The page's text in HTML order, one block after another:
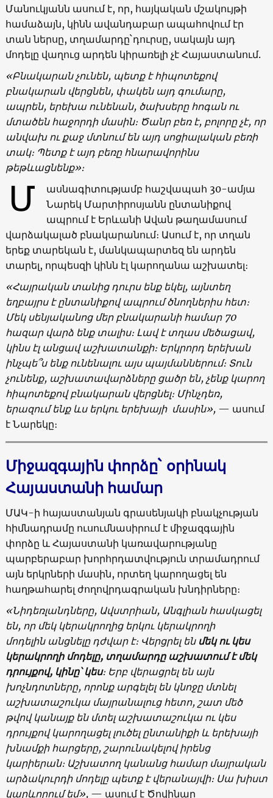
Մանուկյանն ասում է, որ, հայկական մշակույթի
համաձայն, կինն ավանդաբար ապահովում էր
տան ներսը, տղամարդը`դուրսը, սակայն այդ
մոդելը վաղուց արդեն կիրառելի չէ Հայաստանում.
«Բնակարան չունեն, պետք է հիպոտեքով
բնակարան վերցնեն, փակեն այդ գումարը,
ապրեն, երեխա ունենան, ծախսերը հոգան ու
մտածեն հաջորդի մասին։ Ծանր բեռ է, բոլորը չէ, որ
անվախ ու քաջ մտնում են այդ սոցիալական բեռի
տակ։ Պետք է այդ բեռը հնարավորինս
թեթևացնենք»։
Մ
ասնագիտությամբ հաշվապահ 30-ամյա
Նարեկ Մարտիրոսյանն ընտանիքով
ապրում է Երևանի Ավան թաղամասում
վարձակալած բնակարանում։ Ասում է, որ տղան
երեք տարեկան է, մանկապարտեզ են արդեն
տարել, որպեսզի կինն էլ կարողանա աշխատել։
«Հայրական տանից դուրս ենք եկել, այնտեղ
եղբայրս է ընտանիքով ապրում ծնողներիս հետ։
Մեկ սենյականոց մեր բնակարանի համար70
հազար վարձ ենք տալիս։ Լավ է տղաս մեծացավ,
կինս էլ անցավ աշխատանքի։ Երկրորդ երեխան
ինչպե՞ս ենք ունենալու այս պայմաններում։ Տուն
չունենք, աշխատավարձները ցածր են, չենք կարող
հիպոտեքովբնակարան վերցնել։ Մինչդեռ,
երազում ենք ևս երկու երեխայի մասին»,— ասում
է Նարեկը։
Միջազգային փորձը` օրինակ
Հայաստանի համար
ՄԱԿ-ի հայաստանյան գրասենյակի բնակչության
հիմնադրամը ուսումնասիրում է միջազգային
փորձը և Հայաստանի կառավարությանը
պարբերաբար խորհրդատվություն տրամադրում
այն երկրների մասին, որտեղ կարողացել են
հաղթահարել ժողովրդագրական խնդիրները։
«Նիդեռլանդները, Ավստրիան, Անգլիան հասկացել
են, որ մեկ կերակրողից երկու կերակրողի
մոդելին անցնելը դժվար է։ Վերցրել են մեկ ու կես
կերակրողի մոդելը, տղամարդը աշխատում է մեկ
դրույքով, կինը՝ կես։ Երբ վերացրել են այն
խոչնդոտները, որոնք արգելել են կնոջը մտնել
աշխատաշուկա մայրանալուց հետո, շատ մեծ
թվով կանայք են մտել աշխատաշուկա ու կես
դրույքով կարողացել լուծել ընտանիքի և երեխայի
խնամքի հարցերը, շարունակելով իրենց
կարիերան։ Աշխատող կանանց համար մայրական
արձակուրդի մոդելը պետք է վերանայվի։ Սա խիստ
կարևորում եմ», — ասում է Ծովինար